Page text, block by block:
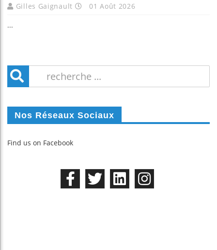
Gilles Gaignault 01 Août 2026
...
Nos Réseaux Sociaux
Find us on Facebook